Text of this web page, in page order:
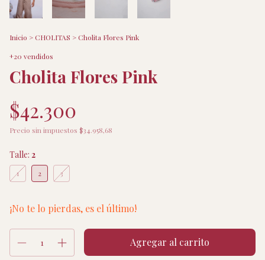
Inicio >CHOLITAS >Cholita Flores Pink
+20 vendidos
Cholita Flores Pink
$42.300
Precio sin impuestos $34.958,68
Talle: 2
1 2 3
¡No te lo pierdas, es el último!